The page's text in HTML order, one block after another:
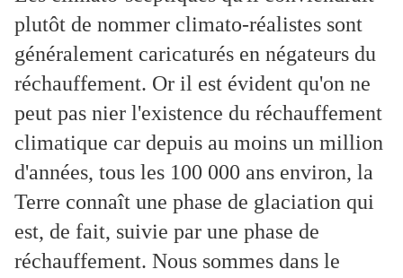
plutôt de nommer climato-réalistes sont
généralement caricaturés en négateurs du
réchauffement. Or il est évident qu'on ne
peut pas nier l'existence du réchauffement
climatique car depuis au moins un million
d'années, tous les 100 000 ans environ, la
Terre connaît une phase de glaciation qui
est, de fait, suivie par une phase de
réchauffement. Nous sommes dans le